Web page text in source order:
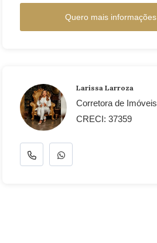
Quero mais informações
Larissa Larroza
Corretora de Imóveis
CRECI: 37359